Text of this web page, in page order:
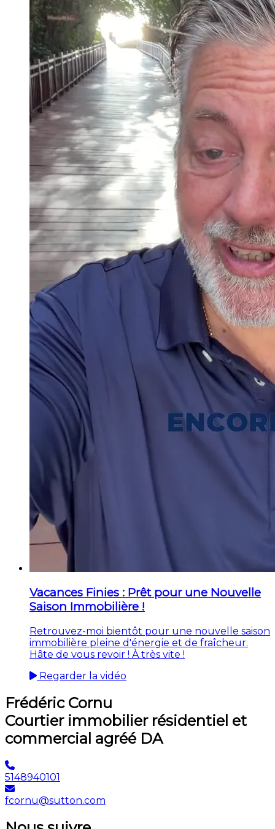
Vacances Finies : Prêt pour une Nouvelle
Saison Immobilière !
Retrouvez-moi bientôt pour une nouvelle saison
immobilière pleine d'énergie et de fraîcheur.
Hâte de vous revoir ! À très vite !
Regarder la vidéo
Frédéric Cornu
Courtier immobilier résidentiel et
commercial agréé DA
5148940101
fcornu@sutton.com